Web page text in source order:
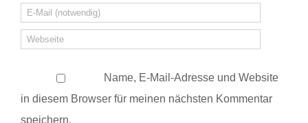
Name, E-Mail-Adresse und Website
in diesem Browser für meinen nächsten Kommentar
speichern.